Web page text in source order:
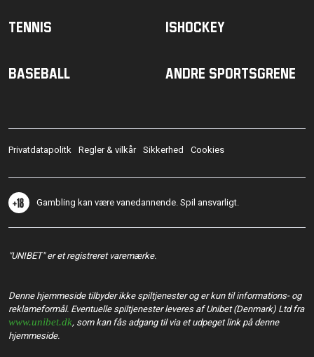
Tennis Ishockey
Baseball Andre sportsgrene
Privatdatapolitk Regler & vilkår Sikkerhed Cookies
Gambling kan være vanedannende. Spil ansvarligt.
"UNIBET" er et registreret varemærke.
Denne hjemmeside tilbyder ikke spiltjenester og er kun til informations- og
reklameformål. Eventuelle spiltjenester leveres af Unibet (Denmark) Ltd fra
www.unibet.dk, som kan fås adgang til via et udpeget link på denne
hjemmeside.